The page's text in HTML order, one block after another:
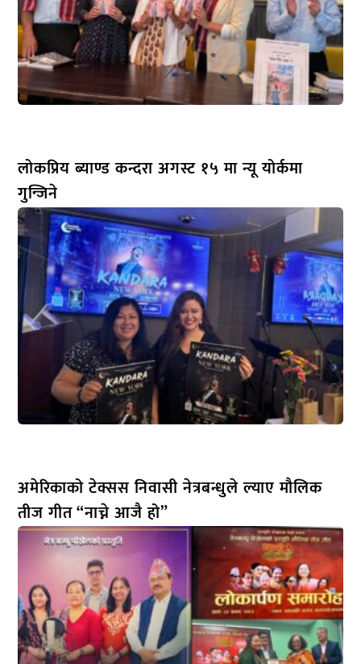
लोकप्रिय ब्याण्ड कन्दरा अगस्ट १५ मा न्यू योर्कमा
गुन्जिने
अमेरिकाको टेक्सस निवासी नेत्रबन्धुले ल्याए मौलिक
तीज गीत “नाच्ने आजै हो”